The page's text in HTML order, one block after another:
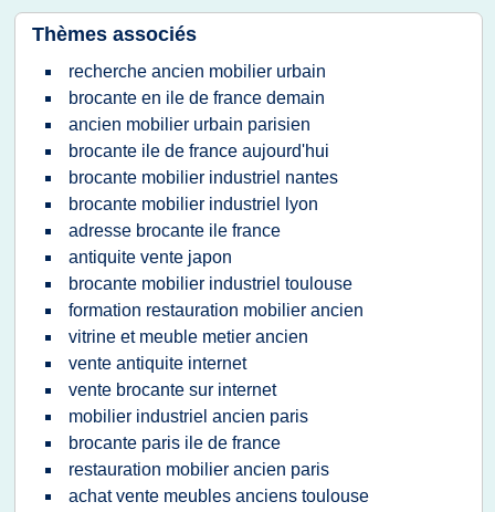
Thèmes associés
recherche ancien mobilier urbain
brocante en ile de france demain
ancien mobilier urbain parisien
brocante ile de france aujourd'hui
brocante mobilier industriel nantes
brocante mobilier industriel lyon
adresse brocante ile france
antiquite vente japon
brocante mobilier industriel toulouse
formation restauration mobilier ancien
vitrine et meuble metier ancien
vente antiquite internet
vente brocante sur internet
mobilier industriel ancien paris
brocante paris ile de france
restauration mobilier ancien paris
achat vente meubles anciens toulouse